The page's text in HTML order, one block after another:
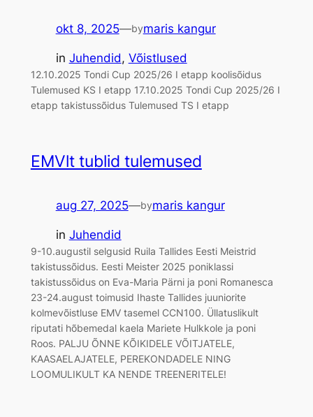
okt 8, 2025—bymaris kangur
in Juhendid, Võistlused
12.10.2025 Tondi Cup 2025/26 I etapp koolisõidus
Tulemused KS I etapp 17.10.2025 Tondi Cup 2025/26 I
etapp takistussõidus Tulemused TS I etapp
EMVlt tublid tulemused
aug 27, 2025—bymaris kangur
in Juhendid
9-10.augustil selgusid Ruila Tallides Eesti Meistrid
takistussõidus. Eesti Meister 2025 poniklassi
takistussõidus on Eva-Maria Pärni ja poni Romanesca
23-24.august toimusid Ihaste Tallides juuniorite
kolmevõistluse EMV tasemel CCN100. Üllatuslikult
riputati hõbemedal kaela Mariete Hulkkole ja poni
Roos. PALJU ÕNNE KÕIKIDELE VÕITJATELE,
KAASAELAJATELE, PEREKONDADELE NING
LOOMULIKULT KA NENDE TREENERITELE!